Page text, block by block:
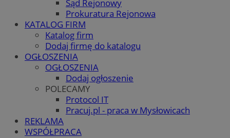
Sąd Rejonowy
Prokuratura Rejonowa
KATALOG FIRM
Katalog firm
Dodaj firmę do katalogu
OGŁOSZENIA
OGŁOSZENIA
Dodaj ogłoszenie
POLECAMY
Protocol IT
Pracuj.pl - praca w Mysłowicach
REKLAMA
WSPÓŁPRACA